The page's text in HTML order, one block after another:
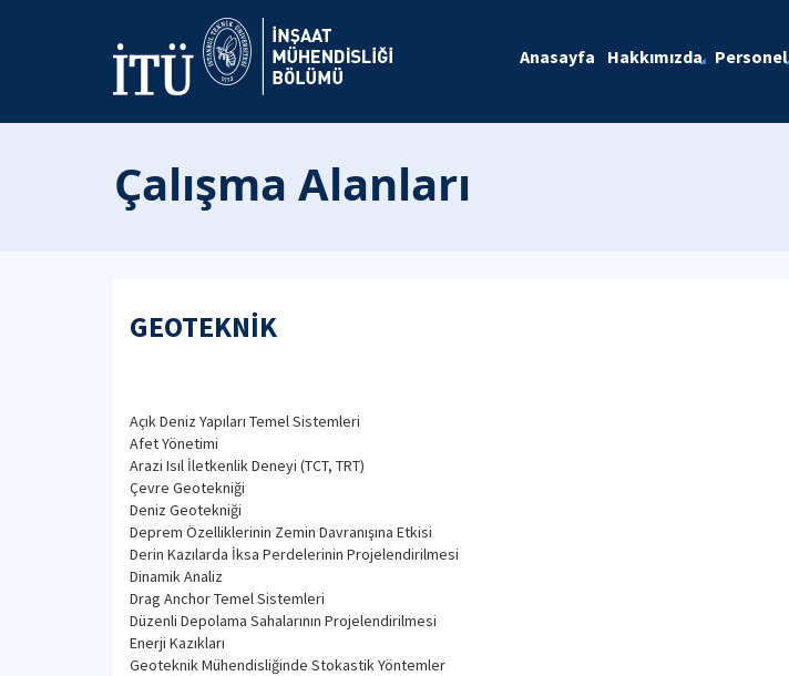
Anasayfa Hakkımızda Personel
Çalışma Alanları
GEOTEKNİK
Açık Deniz Yapıları Temel Sistemleri
Afet Yönetimi
Arazi Isıl İletkenlik Deneyi (TCT, TRT)
Çevre Geotekniği
Deniz Geotekniği
Deprem Özelliklerinin Zemin Davranışına Etkisi
Derin Kazılarda İksa Perdelerinin Projelendirilmesi
Dinamik Analiz
Drag Anchor Temel Sistemleri
Düzenli Depolama Sahalarının Projelendirilmesi
Enerji Kazıkları
Geoteknik Mühendisliğinde Stokastik Yöntemler